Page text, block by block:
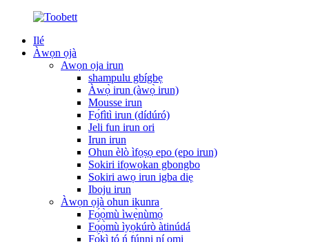
Ilé
Àwọn ọjà
Awọn ọja irun
shampulu gbígbẹ
Àwọ̀ irun (àwọ̀ irun)
Mousse irun
Fọ́fìtì irun (dídúró)
Jeli fun irun ori
Irun irun
Ohun èlò ìfọṣọ epo (epo irun)
Sokiri ifọwọkan gbongbo
Sokiri awọ irun igba diẹ
Iboju irun
Àwọn ọjà ohun ikunra
Fọ́ọ̀mù ìwẹ̀nùmọ́
Fọ́ọ̀mù ìyọkúrò àtinúdá
Fọ́kì tó ń fúnni ní omi